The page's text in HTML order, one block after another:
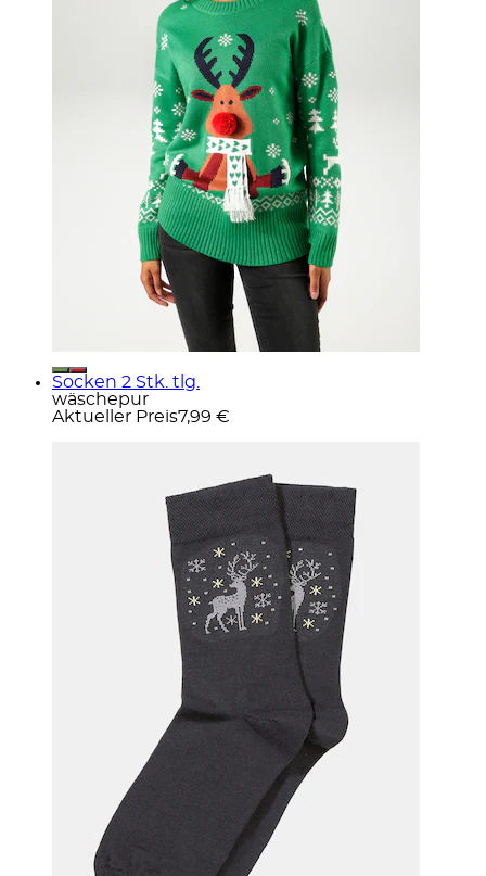
Socken 2 Stk. tlg.
wäschepur
Aktueller Preis7,99 €